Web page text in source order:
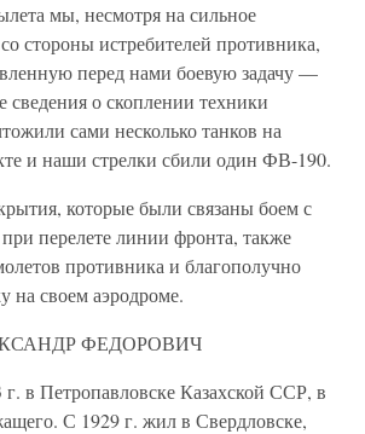
мы, несмотря на сильное
стороны истребителей противника,
перед нами боевую задачу —
сведения о скоплении техники
сами несколько танков на
и наши стрелки сбили один ФВ-190.
которые были связаны боем с
перелете линии фронта, также
противника и благополучно
на своем аэродроме.
ФЕДОРОВИЧ
г. в Петропавловске Казахской ССР, в
С 1929 г. жил в Свердловске,